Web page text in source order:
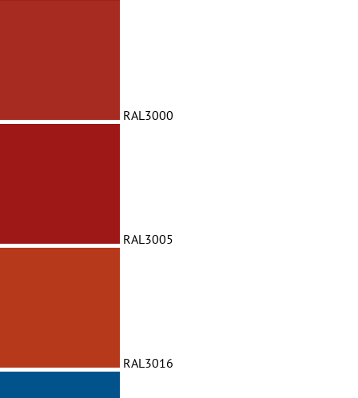
RAL3000
RAL3005
RAL3016